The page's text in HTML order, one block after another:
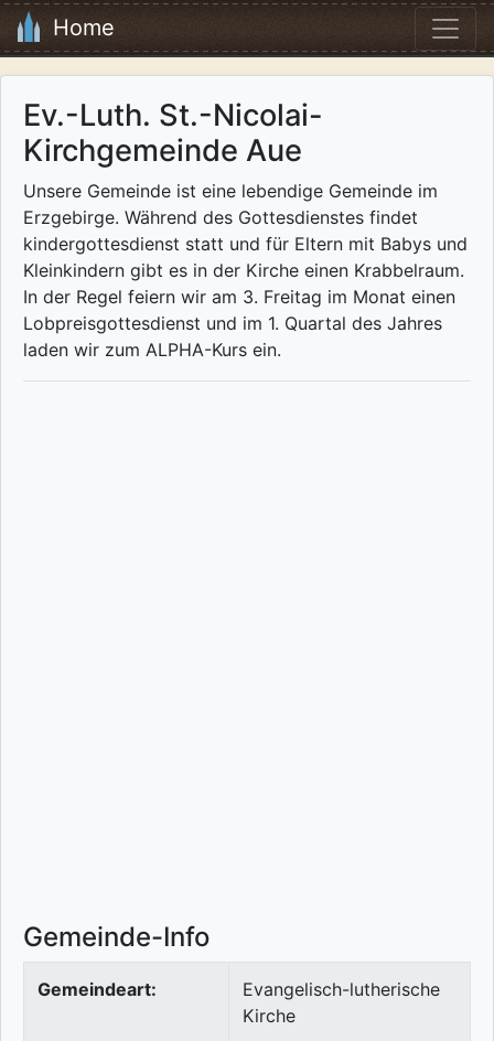
Home
Ev.-Luth. St.-Nicolai-
Kirchgemeinde Aue
Unsere Gemeinde ist eine lebendige Gemeinde im
Erzgebirge. Während des Gottesdienstes findet
kindergottesdienst statt und für Eltern mit Babys und
Kleinkindern gibt es in der Kirche einen Krabbelraum.
In der Regel feiern wir am 3. Freitag im Monat einen
Lobpreisgottesdienst und im 1. Quartal des Jahres
laden wir zum ALPHA-Kurs ein.
Gemeinde-Info
Gemeindeart:
Evangelisch-lutherische
Kirche